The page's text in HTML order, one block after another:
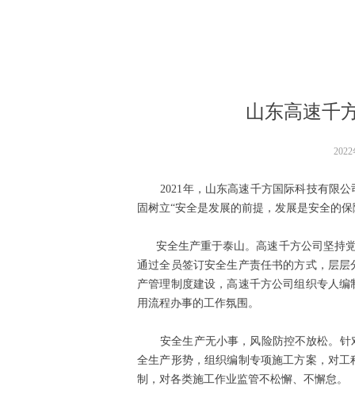
山东高速千
2021年，山东高速千方国际科技有限公
固树立“安全是发展的前提，发展是安全的
安全生产重于泰山。高速千方公司坚持党
通过全员签订安全生产责任书的方式，层
产管理制度建设，高速千方公司组织专人
用流程办事的工作氛围。
安全生产无小事，风险防控不放松。针
全生产形势，组织编制专项施工方案，对
制，对各类施工作业监管不松懈、不懈怠。